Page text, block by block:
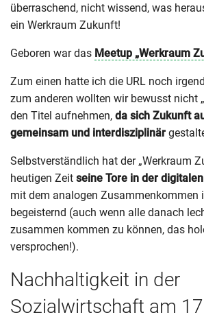
überraschend, nicht wissend, was
ein Werkraum Zukunft!
Geboren war das Meetup „Werkraum
Zum einen hatte ich die URL noch
zum anderen wollten wir bewusst nicht
den Titel aufnehmen, da sich Zukunft
gemeinsam und interdisziplinär
Selbstverständlich hat der „Werkraum
heutigen Zeit seine Tore in der
mit dem analogen Zusammenkommen
begeisternd (auch wenn alle danach
zusammen kommen zu können, das
versprochen!).
Nachhaltigkeit in der
Sozialwirtschaft am